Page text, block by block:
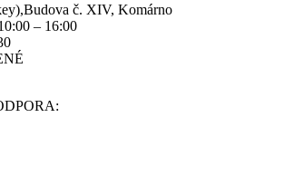
č. XIV, Komárno
– 16:00